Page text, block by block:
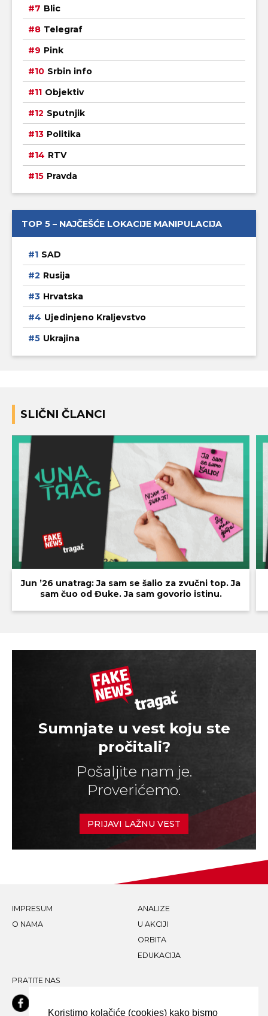
Blic
Telegraf
Pink
Srbin info
Objektiv
Sputnjik
Politika
RTV
Pravda
TOP 5 – NAJČEŠĆE LOKACIJE MANIPULACIJA
SAD
Rusija
Hrvatska
Ujedinjeno Kraljevstvo
Ukrajina
SLIČNI ČLANCI
Jun ’26 unatrag: Ja sam se šalio za zvučni top. Ja
sam čuo od Đuke. Ja sam govorio istinu.
Sumnjate u vest koju ste
pročitali?
Pošaljite nam je.
Proverićemo.
PRIJAVI LAŽNU VEST
IMPRESUM
O NAMA
ANALIZE
U AKCIJI
ORBITA
EDUKACIJA
PRATITE NAS
Koristimo kolačiće (cookies) kako bismo